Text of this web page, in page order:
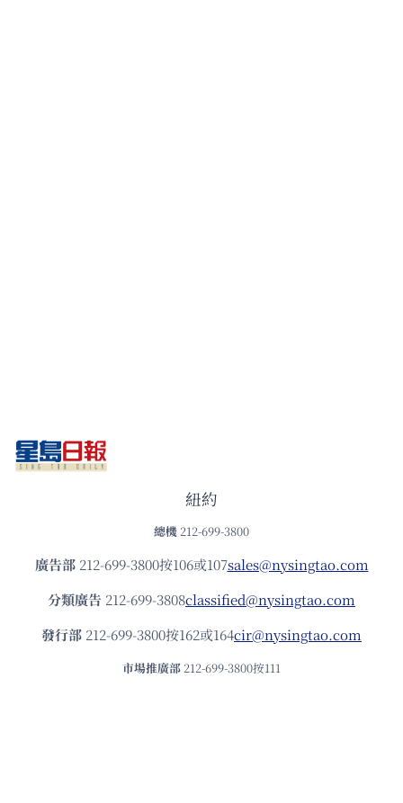
紐約
總機 212-699-3800
廣告部212-699-3800按106或107sales@nysingtao.com
分類廣告 212-699-3808classified@nysingtao.com
發⾏部 212-699-3800按162或164cir@nysingtao.com
市場推廣部 212-699-3800按111